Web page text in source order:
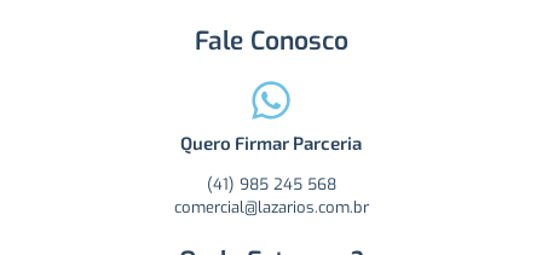
Fale Conosco
Quero Firmar Parceria
(41) 985 245 568
comercial@lazarios.com.br